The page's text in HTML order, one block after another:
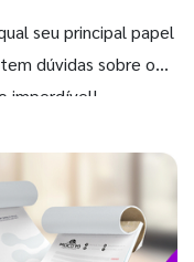
seu principal papel
dúvidas sobre o
imperdível!